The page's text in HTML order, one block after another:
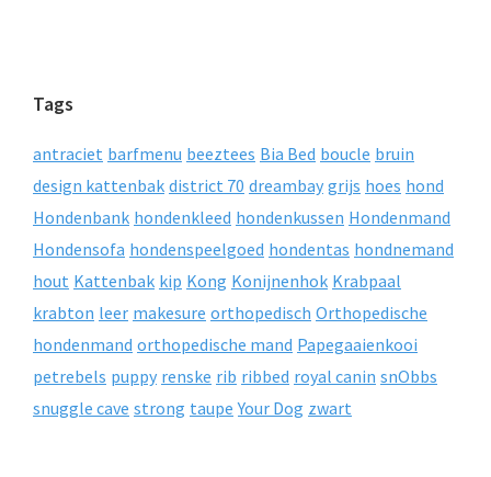
Tags
antraciet barfmenu beeztees Bia Bed boucle bruin
design kattenbak district 70 dreambay grijs hoes hond
Hondenbank hondenkleed hondenkussen Hondenmand
Hondensofa hondenspeelgoed hondentas hondnemand
hout Kattenbak kip Kong Konijnenhok Krabpaal
krabton leer makesure orthopedisch Orthopedische
hondenmand orthopedische mand Papegaaienkooi
petrebels puppy renske rib ribbed royal canin snObbs
snuggle cave strong taupe Your Dog zwart